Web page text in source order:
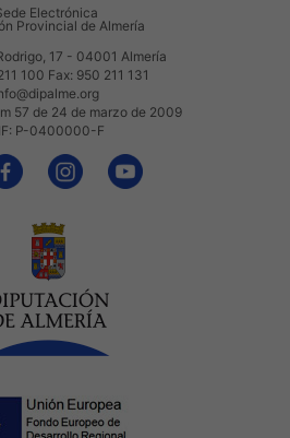
Electrónica
Provincial de Almería
17 - 04001 Almería
100 Fax: 950 211 131
57 de 24 de marzo de 2009
P-0400000-F